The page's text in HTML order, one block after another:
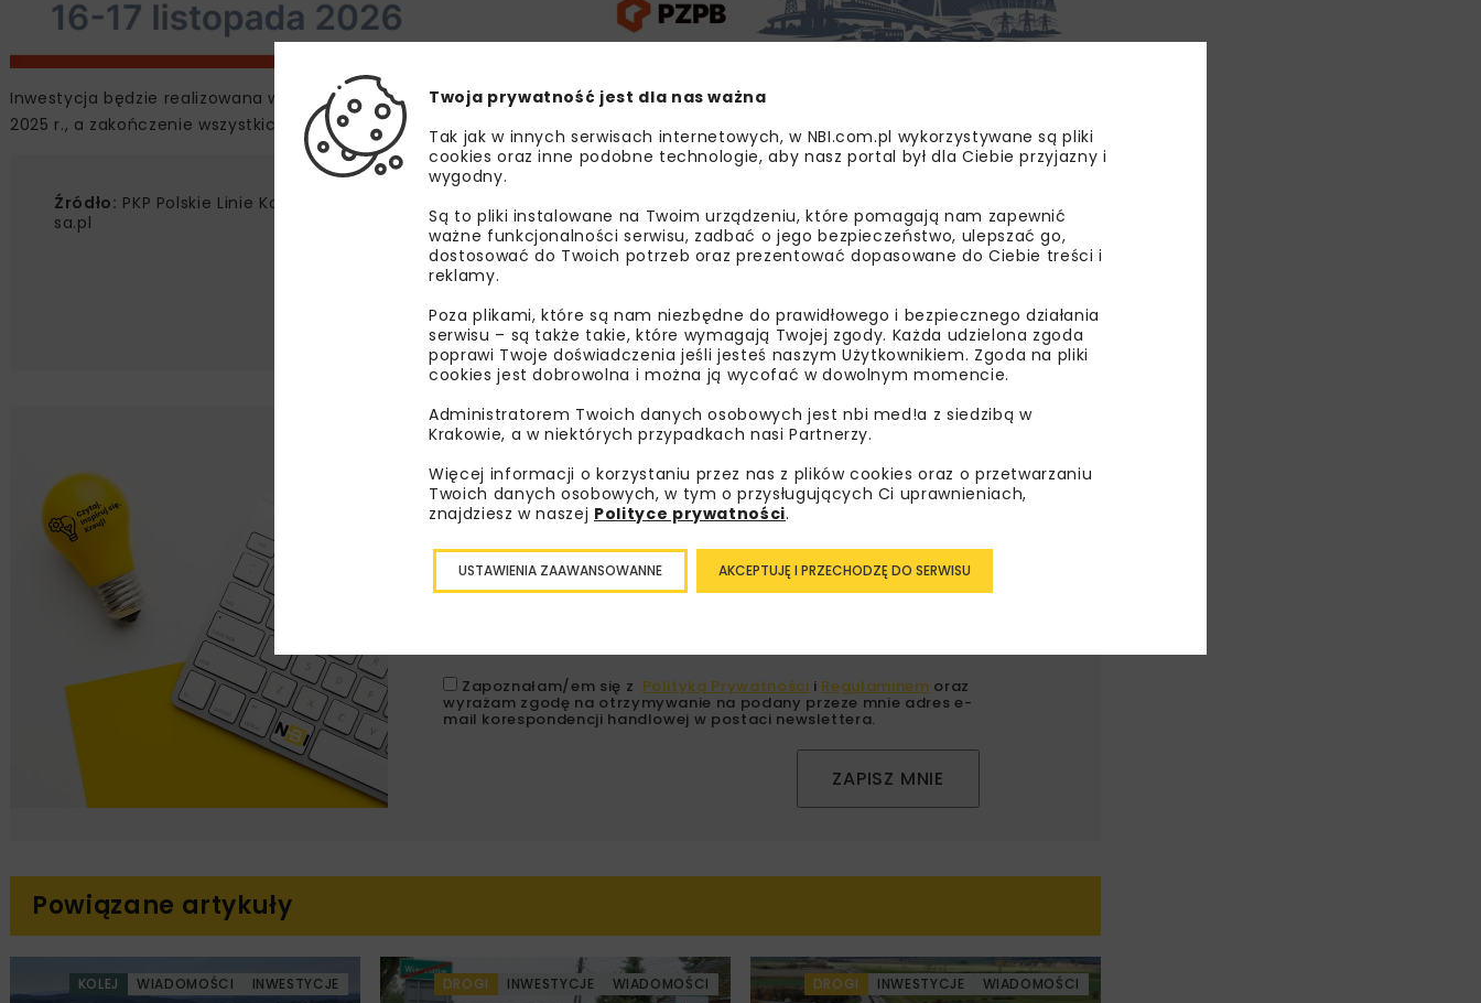
Inwestycja będzie realizowana w systemie „Projektuj i buduj”. Podpisanie umowy z wyłonionym wykonawcą planowane jest w maju
2025 r., a zakończenie wszystkich prac i oddanie przystanku do użytku w III kwartale 2026 r.
Źródło: PKP Polskie Linie Kolejowe SA, www.plk-
sa.pl
INFRASTRUKTURA KOLEJOWA PLK
PRZYSTANEK BRODNICA POŁUDNIOWA
PRZYSTANEK KOLEJOWY
Lubisz wiedzieć więcej?
Zapisz się do newslettera aby otrzymywać od nas
najlepsze informacje branżowe, zaproszenia na
wydarzenia, atrakcyjne oferty i dedykowane akcje
specjalne.
Zapoznałam/em się z Polityką Prywatności i Regulaminem oraz
wyrażam zgodę na otrzymywanie na podany przeze mnie adres e-
mail korespondencji handlowej w postaci newslettera.
ZAPISZ MNIE
Powiązane artykuły
KOLEJ WIADOMOŚCI INWESTYCJE DROGI INWESTYCJE WIADOMOŚCI DROGI INWESTYCJE WIADOMOŚCI
Twoja prywatność jest dla nas ważna
Tak jak w innych serwisach internetowych, w NBI.com.pl wykorzystywane są pliki
cookies oraz inne podobne technologie, aby nasz portal był dla Ciebie przyjazny i
wygodny.
Są to pliki instalowane na Twoim urządzeniu, które pomagają nam zapewnić
ważne funkcjonalności serwisu, zadbać o jego bezpieczeństwo, ulepszać go,
dostosować do Twoich potrzeb oraz prezentować dopasowane do Ciebie treści i
reklamy.
Poza plikami, które są nam niezbędne do prawidłowego i bezpiecznego działania
serwisu – są także takie, które wymagają Twojej zgody. Każda udzielona zgoda
poprawi Twoje doświadczenia jeśli jesteś naszym Użytkownikiem. Zgoda na pliki
cookies jest dobrowolna i można ją wycofać w dowolnym momencie.
Administratorem Twoich danych osobowych jest nbi med!a z siedzibą w
Krakowie, a w niektórych przypadkach nasi Partnerzy.
Więcej informacji o korzystaniu przez nas z plików cookies oraz o przetwarzaniu
Twoich danych osobowych, w tym o przysługujących Ci uprawnieniach,
znajdziesz w naszej Polityce prywatności.
AKCEPTUJĘ I PRZECHODZĘ DO SERWISU
USTAWIENIA ZAAWANSOWANNE